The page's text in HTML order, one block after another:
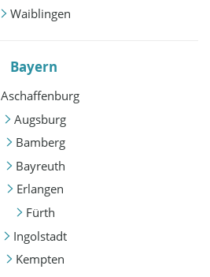
Waiblingen
Bayern
Aschaffenburg
Augsburg
Bamberg
Bayreuth
Erlangen
Fürth
Ingolstadt
Kempten